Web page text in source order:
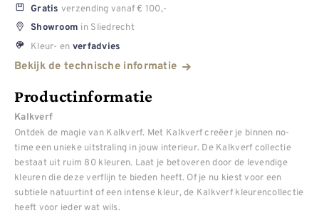
Gratis verzending vanaf € 100,-
Showroom in Sliedrecht
Kleur- en verfadvies
Bekijk de technische informatie
Productinformatie
Kalkverf
Ontdek de magie van Kalkverf. Met Kalkverf creëer je binnen no-
time een unieke uitstraling in jouw interieur. De Kalkverf collectie
bestaat uit ruim 80 kleuren. Laat je betoveren door de levendige
kleuren die deze verflijn te bieden heeft. Of je nu kiest voor een
subtiele natuurtint of een intense kleur, de Kalkverf kleurencollectie
heeft voor ieder wat wils.